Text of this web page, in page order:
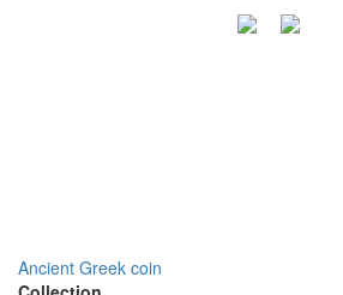
Ancient Greek coin